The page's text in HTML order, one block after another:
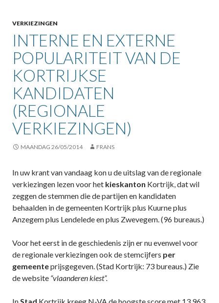
VERKIEZINGEN
INTERNE EN EXTERNE
POPULARITEIT VAN DE
KORTRIJKSE
KANDIDATEN
(REGIONALE
VERKIEZINGEN)
MAANDAG 26/05/2014 FRANS
In uw krant van vandaag kon u de uitslag van de regionale
verkiezingen lezen voor het kieskanton Kortrijk, dat wil
zeggen de stemmen die de partijen en kandidaten
behaalden in de gemeenten Kortrijk plus Kuurne plus
Anzegem plus Lendelede en plus Zwevegem. (96 bureaus.)
Voor het eerst in de geschiedenis zijn er nu evenwel voor
de regionale verkiezingen ook de stemcijfers per
gemeenteprijsgegeven. (Stad Kortrijk: 73 bureaus.) Zie
de website “vlaanderen kiest”.